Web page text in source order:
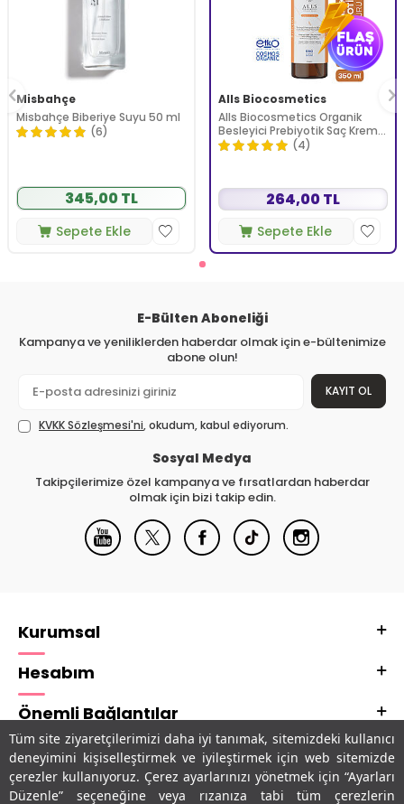
Tüm site ziyaretçilerimizi daha iyi tanımak, sitemizdeki kullanıcı
deneyimini kişiselleştirmek ve iyileştirmek için web sitemizde
çerezler kullanıyoruz. Çerez ayarlarınızı yönetmek için “Ayarları
Düzenle” seçeneğine veya rızanıza tabi tüm çerezlerin
Misbahçe
Misbahçe Biberiye Suyu 50 ml
(6)
345,00 TL
Sepete Ekle
Alls Biocosmetics
Alls Biocosmetics Organik
Besleyici Prebiyotik Saç Kremi
350 ml
(4)
264,00 TL
Sepete Ekle
E-Bülten Aboneliği
Kampanya ve yeniliklerden haberdar olmak için e-bültenimize
abone olun!
KAYIT OL
KVKK Sözleşmesi'ni, okudum, kabul ediyorum.
Sosyal Medya
Takipçilerimize özel kampanya ve fırsatlardan haberdar
olmak için bizi takip edin.
Kurumsal
Hesabım
Önemli Bağlantılar
Adres & İletişim
Uygulamalarımız